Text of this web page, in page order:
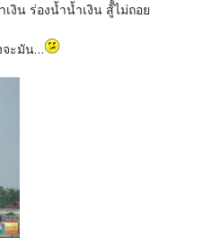
งิน ร่องน้ำน้ำเงิน สู้้้้ไม่ถอย
ะมัน...